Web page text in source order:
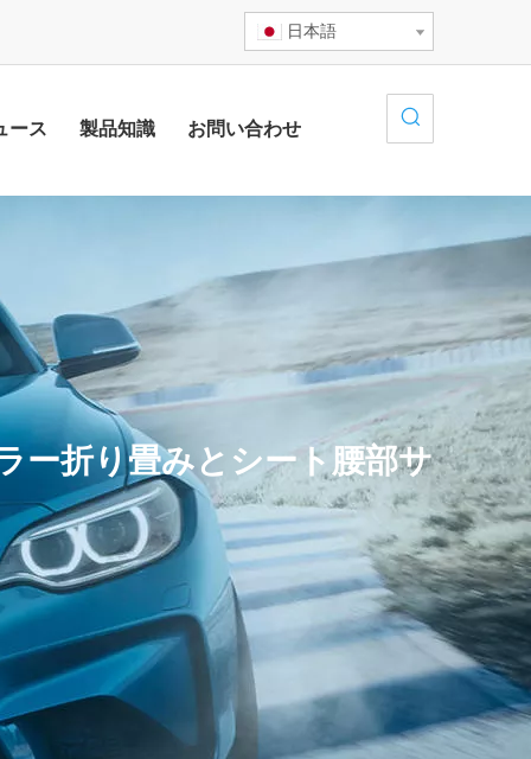
日本語
ース 製品知識 お問い合わせ
ー折り畳みとシート腰部サ